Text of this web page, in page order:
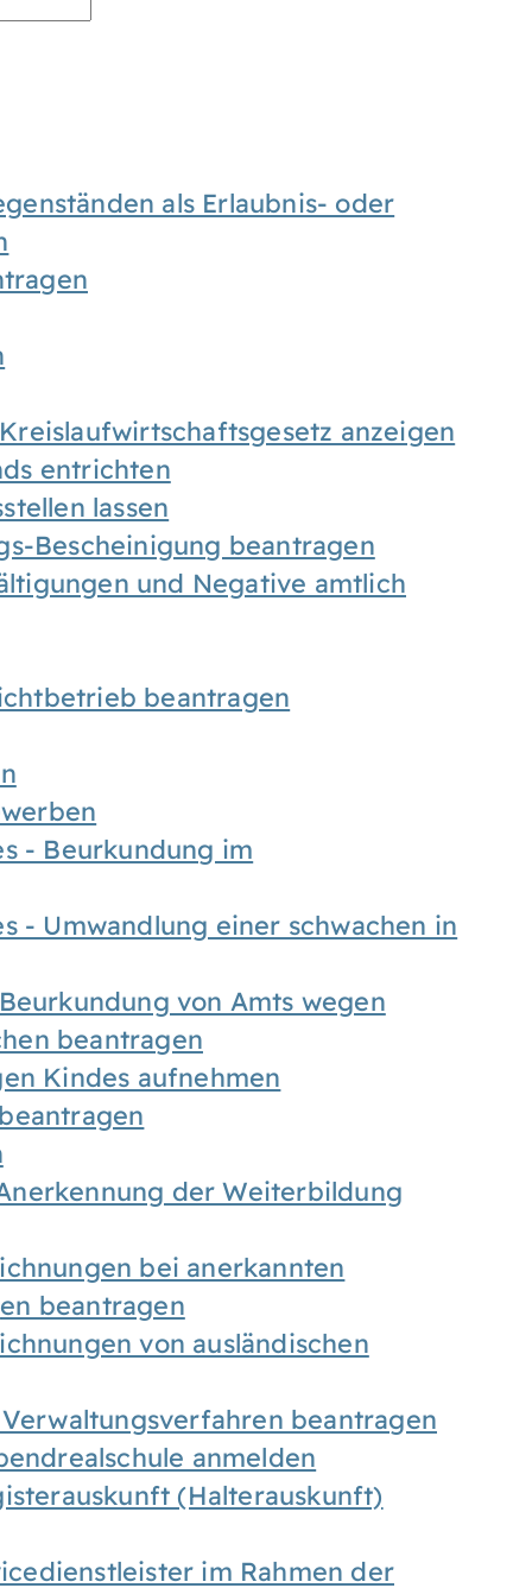
als Erlaubnis- oder
anzeigen
entrichten
lassen
Bescheinigung beantragen
und Negative amtlich
beantragen
- Beurkundung im
- Umwandlung einer schwachen in
von Amts wegen
beantragen
Kindes aufnehmen
der Weiterbildung
bei anerkannten
beantragen
von ausländischen
beantragen
anmelden
(Halterauskunft)
im Rahmen der